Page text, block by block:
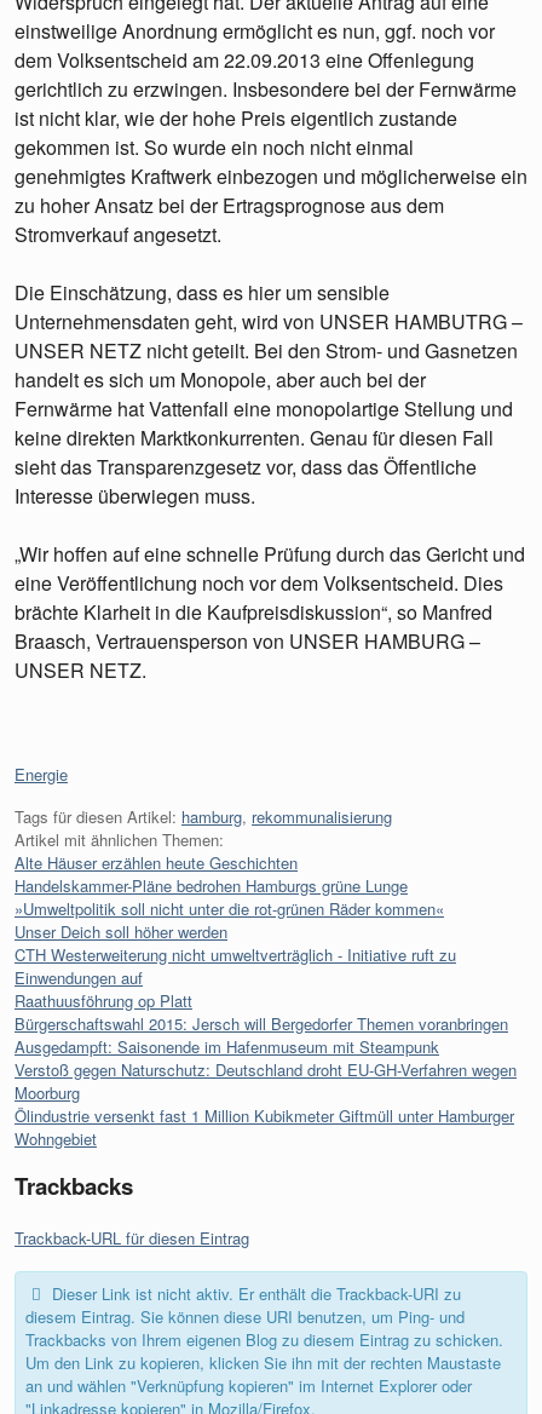
einstweilige Anordnung ermöglicht es nun, ggf. noch vor
dem Volksentscheid am 22.09.2013 eine Offenlegung
gerichtlich zu erzwingen. Insbesondere bei der Fernwärme
ist nicht klar, wie der hohe Preis eigentlich zustande
gekommen ist. So wurde ein noch nicht einmal
genehmigtes Kraftwerk einbezogen und möglicherweise ein
zu hoher Ansatz bei der Ertragsprognose aus dem
Stromverkauf angesetzt.
Die Einschätzung, dass es hier um sensible
Unternehmensdaten geht, wird von UNSER HAMBUTRG –
UNSER NETZ nicht geteilt. Bei den Strom- und Gasnetzen
handelt es sich um Monopole, aber auch bei der
Fernwärme hat Vattenfall eine monopolartige Stellung und
keine direkten Marktkonkurrenten. Genau für diesen Fall
sieht das Transparenzgesetz vor, dass das Öffentliche
Interesse überwiegen muss.
„Wir hoffen auf eine schnelle Prüfung durch das Gericht und
eine Veröffentlichung noch vor dem Volksentscheid. Dies
brächte Klarheit in die Kaufpreisdiskussion“, so Manfred
Braasch, Vertrauensperson von UNSER HAMBURG –
UNSER NETZ.
Kategorien:
Energie
Tags für diesen Artikel: hamburg, rekommunalisierung
Artikel mit ähnlichen Themen:
Alte Häuser erzählen heute Geschichten
Handelskammer-Pläne bedrohen Hamburgs grüne Lunge
»Umweltpolitik soll nicht unter die rot-grünen Räder kommen«
Unser Deich soll höher werden
CTH Westerweiterung nicht umweltverträglich - Initiative ruft zu
Einwendungen auf
Raathuusföhrung op Platt
Bürgerschaftswahl 2015: Jersch will Bergedorfer Themen voranbringen
Ausgedampft: Saisonende im Hafenmuseum mit Steampunk
Verstoß gegen Naturschutz: Deutschland droht EU-GH-Verfahren wegen
Moorburg
Ölindustrie versenkt fast 1 Million Kubikmeter Giftmüll unter Hamburger
Wohngebiet
Trackbacks
Trackback-URL für diesen Eintrag
Dieser Link ist nicht aktiv. Er enthält die Trackback-URI zu
diesem Eintrag. Sie können diese URI benutzen, um Ping- und
Trackbacks von Ihrem eigenen Blog zu diesem Eintrag zu schicken.
Um den Link zu kopieren, klicken Sie ihn mit der rechten Maustaste
an und wählen "Verknüpfung kopieren" im Internet Explorer oder
"Linkadresse kopieren" in Mozilla/Firefox.